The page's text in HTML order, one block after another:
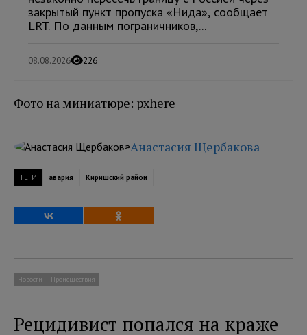
закрытый пункт пропуска «Нида», сообщает
LRT. По данным пограничников,...
08.08.2026 226
Фото на миниатюре: pxhere
Анастасия Щербакова
ТЕГИ авария Киришский район
Новости Происшествия
Рецидивист попался на краже